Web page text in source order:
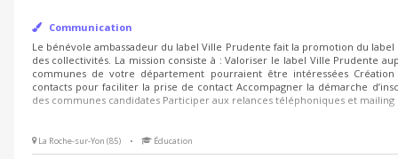
Communication
Le bénévole ambassadeur du label Ville Prudente fait la promotion du
La mission consiste à : Valoriser le label Ville Prudente auprès de
pourraient être intéressées Création fichier contacts pour faciliter la prise
la démarche d’inscription des communes candidates Participer aux
mailing
La Roche-sur-Yon (85) • Éducation